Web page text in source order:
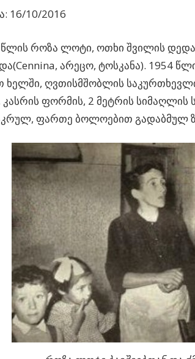
16/10/2016
როზა ლოტი, ოთხი შვილის
არეცო, ტოსკანა). 1954
ხელში, ღვთისმშობლის
ფორმის, 2 მეტრის სიმაღლის
ფართე ბოლოებით გადაბმულ